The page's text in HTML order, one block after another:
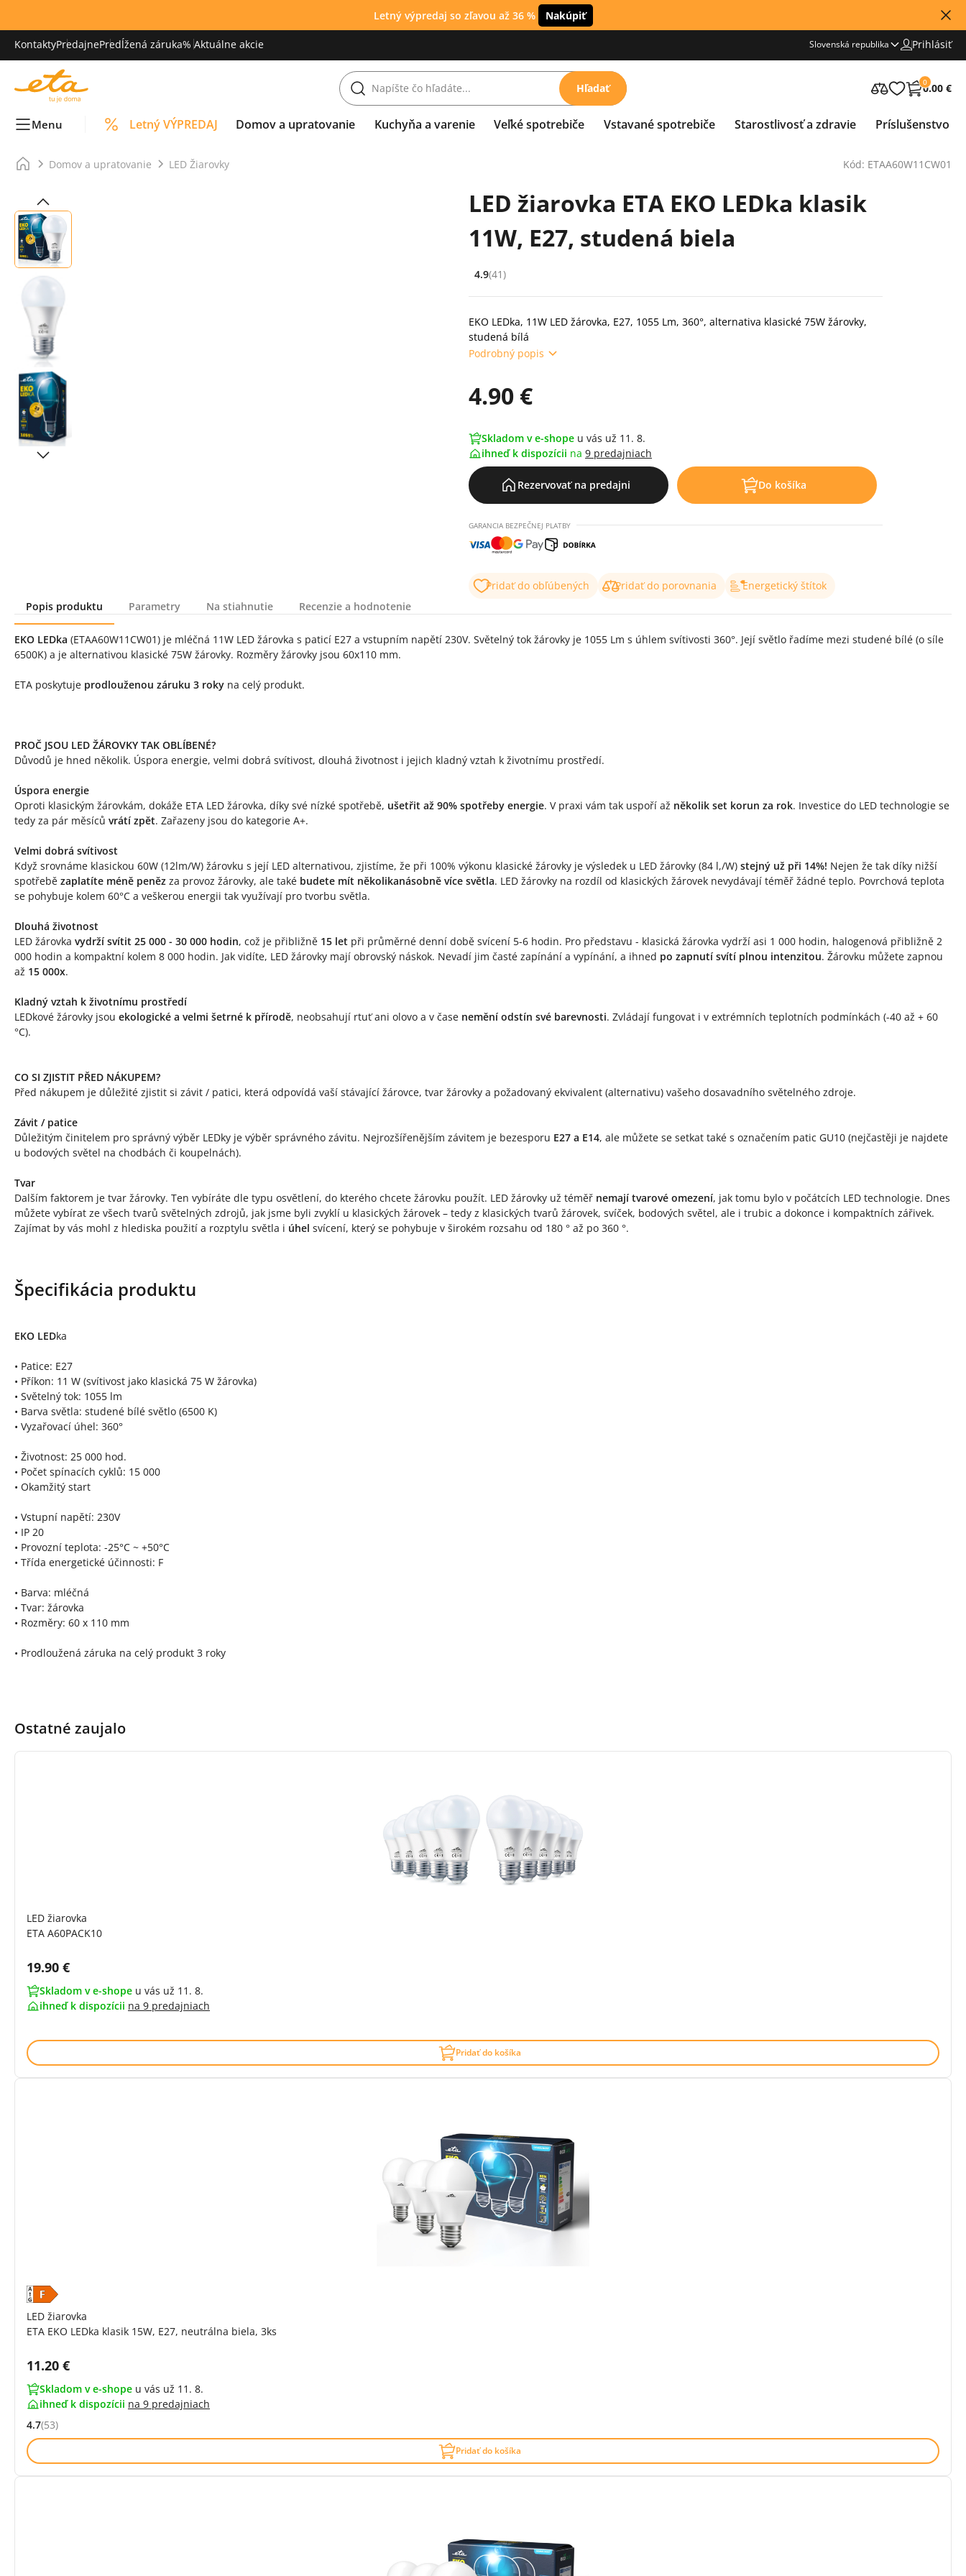
Letný výpredaj so zľavou až 36 % Nakúpiť
KontaktyPredajnePredĺžená záruka% Aktuálne akcie Slovenská republika Prihlásiť
Hľadať 0
0.00 €
Menu Letný VÝPREDAJ Domov a upratovanie Kuchyňa a varenie Veľké spotrebiče Vstavané spotrebiče Starostlivosť a zdravie Príslušenstvo
Domov a upratovanie LED Žiarovky Kód: ETAA60W11CW01
LED žiarovka ETA EKO LEDka klasik
11W, E27, studená biela
Hodnocení: 4.9 z 5 (41 recenzí)
4.9(41)
EKO LEDka, 11W LED žárovka, E27, 1055 Lm, 360°, alternativa klasické 75W žárovky,
studená bílá
Podrobný popis
4.90 €
Skladom v e-shope u vás už 11. 8.
ihneď k dispozícii na 9 predajniach
Rezervovať na predajni Do košíka
GARANCIA BEZPEČNEJ PLATBY
Pridať do obľúbených Pridať do porovnania
Energetický štítok
Popis produktu
Parametry Na stiahnutie Recenzie a hodnotenie
Popis produktu
EKO LEDka (ETAA60W11CW01) je mléčná 11W LED žárovka s paticí E27 a vstupním napětí 230V. Světelný tok žárovky je 1055 Lm s úhlem svítivosti 360°. Její světlo řadíme mezi studené bílé (o síle
6500K) a je alternativou klasické 75W žárovky. Rozměry žárovky jsou 60x110 mm.
ETA poskytuje prodlouženou záruku 3 roky na celý produkt.
PROČ JSOU LED ŽÁROVKY TAK OBLÍBENÉ?
Důvodů je hned několik. Úspora energie, velmi dobrá svítivost, dlouhá životnost i jejich kladný vztah k životnímu prostředí.
Úspora energie
Oproti klasickým žárovkám, dokáže ETA LED žárovka, díky své nízké spotřebě, ušetřit až 90% spotřeby energie. V praxi vám tak uspoří až několik set korun za rok. Investice do LED technologie se
tedy za pár měsíců vrátí zpět. Zařazeny jsou do kategorie A+.
Velmi dobrá svítivost
Když srovnáme klasickou 60W (12lm/W) žárovku s její LED alternativou, zjistíme, že při 100% výkonu klasické žárovky je výsledek u LED žárovky (84 l,/W) stejný už při 14%! Nejen že tak díky nižší
spotřebě zaplatíte méně peněz za provoz žárovky, ale také budete mít několikanásobně více světla. LED žárovky na rozdíl od klasických žárovek nevydávají téměř žádné teplo. Povrchová teplota
se pohybuje kolem 60°C a veškerou energii tak využívají pro tvorbu světla.
Dlouhá životnost
LED žárovka vydrží svítit 25 000 - 30 000 hodin, což je přibližně 15 let při průměrné denní době svícení 5-6 hodin. Pro představu - klasická žárovka vydrží asi 1 000 hodin, halogenová přibližně 2
000 hodin a kompaktní kolem 8 000 hodin. Jak vidíte, LED žárovky mají obrovský náskok. Nevadí jim časté zapínání a vypínání, a ihned po zapnutí svítí plnou intenzitou. Žárovku můžete zapnou
až 15 000x.
Kladný vztah k životnímu prostředí
LEDkové žárovky jsou ekologické a velmi šetrné k přírodě, neobsahují rtuť ani olovo a v čase nemění odstín své barevnosti. Zvládají fungovat i v extrémních teplotních podmínkách (-40 až + 60
°C).
CO SI ZJISTIT PŘED NÁKUPEM?
Před nákupem je důležité zjistit si závit / patici, která odpovídá vaší stávající žárovce, tvar žárovky a požadovaný ekvivalent (alternativu) vašeho dosavadního světelného zdroje.
Závit / patice
Důležitým činitelem pro správný výběr LEDky je výběr správného závitu. Nejrozšířenějším závitem je bezesporu E27 a E14, ale můžete se setkat také s označením patic GU10 (nejčastěji je najdete
u bodových světel na chodbách či koupelnách).
Tvar
Dalším faktorem je tvar žárovky. Ten vybíráte dle typu osvětlení, do kterého chcete žárovku použít. LED žárovky už téměř nemají tvarové omezení, jak tomu bylo v počátcích LED technologie. Dnes
můžete vybírat ze všech tvarů světelných zdrojů, jak jsme byli zvyklí u klasických žárovek – tedy z klasických tvarů žárovek, svíček, bodových světel, ale i trubic a dokonce i kompaktních zářivek.
Zajímat by vás mohl z hlediska použití a rozptylu světla i úhel svícení, který se pohybuje v širokém rozsahu od 180 ° až po 360 °.
Špecifikácia produktu
EKO LEDka
• Patice: E27
• Příkon: 11 W (svítivost jako klasická 75 W žárovka)
• Světelný tok: 1055 lm
• Barva světla: studené bílé světlo (6500 K)
• Vyzařovací úhel: 360°
• Životnost: 25 000 hod.
• Počet spínacích cyklů: 15 000
• Okamžitý start
• Vstupní napětí: 230V
• IP 20
• Provozní teplota: -25°C ~ +50°C
• Třída energetické účinnosti: F
• Barva: mléčná
• Tvar: žárovka
• Rozměry: 60 x 110 mm
• Prodloužená záruka na celý produkt 3 roky
Ostatné zaujalo
LED žiarovka
ETA A60PACK10
Cena s DPH:
19.90 €
Skladom v e-shope u vás už 11. 8.
ihneď k dispozícii na 9 predajniach
Pridať do košíka
LED žiarovka
ETA EKO LEDka klasik 15W, E27, neutrálna biela, 3ks
Cena s DPH:
11.20 €
Skladom v e-shope u vás už 11. 8.
ihneď k dispozícii na 9 predajniach
Hodnocení: 4.7 z 5 (53 recenzí)
4.7(53)
Pridať do košíka